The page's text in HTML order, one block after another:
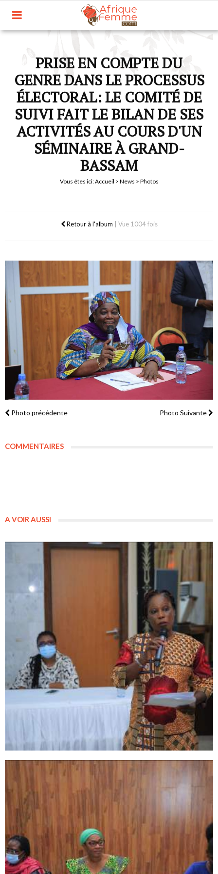
PRISE EN COMPTE DU
GENRE DANS LE PROCESSUS
ÉLECTORAL: LE COMITÉ DE
SUIVI FAIT LE BILAN DE SES
ACTIVITÉS AU COURS D'UN
SÉMINAIRE À GRAND-
BASSAM
Vous êtes ici:Accueil > News > Photos
Retour à l'album Vue 1004 fois
Photo précédente Photo Suivante
COMMENTAIRES
A VOIR AUSSI